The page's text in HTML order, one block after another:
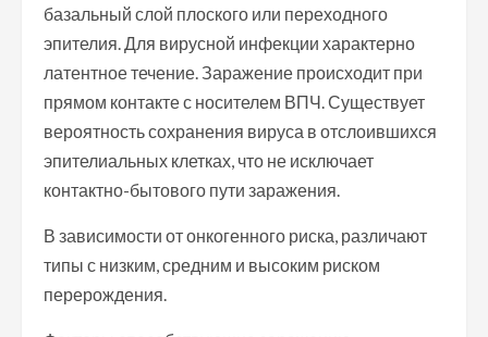
базальный слой плоского или переходного
эпителия. Для вирусной инфекции характерно
латентное течение. Заражение происходит при
прямом контакте с носителем ВПЧ. Существует
вероятность сохранения вируса в отслоившихся
эпителиальных клетках, что не исключает
контактно-бытового пути заражения.
В зависимости от онкогенного риска, различают
типы с низким, средним и высоким риском
перерождения.